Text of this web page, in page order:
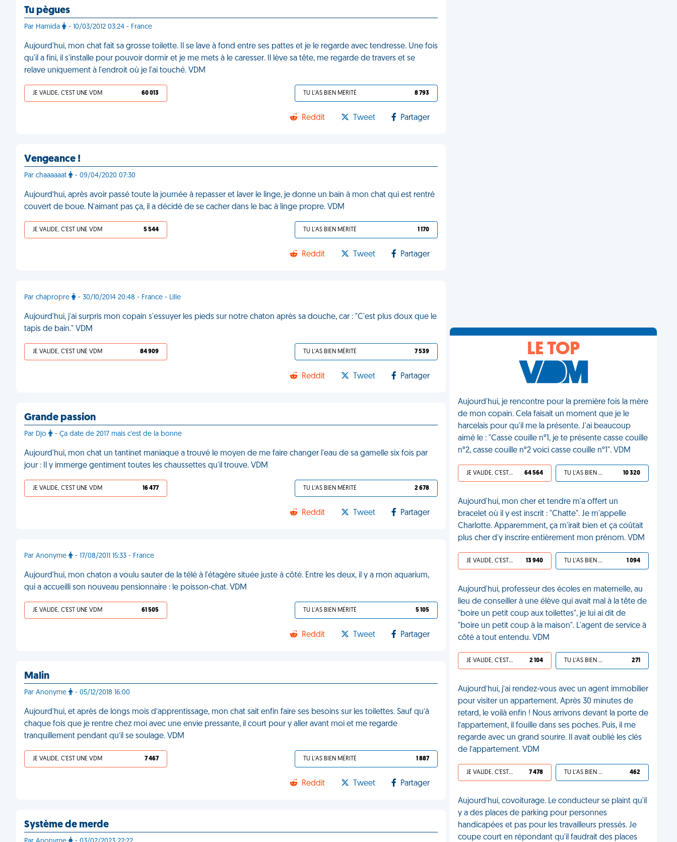
Tu pègues
Par Hamida - 10/03/2012 03:24 - France
Aujourd'hui, mon chat fait sa grosse toilette. Il se lave à fond entre ses pattes et je le regarde avec tendresse. Une fois
qu'il a fini, il s'installe pour pouvoir dormir et je me mets à le caresser. Il lève sa tête, me regarde de travers et se
relave uniquement à l'endroit où je l'ai touché. VDM
JE VALIDE, C'EST UNE VDM 60 013 TU L'AS BIEN MÉRITÉ 8 793
Reddit Tweet Partager
Vengeance !
Par chaaaaaat - 09/04/2020 07:30
Aujourd’hui, après avoir passé toute la journée à repasser et laver le linge, je donne un bain à mon chat qui est rentré
couvert de boue. N’aimant pas ça, il a décidé de se cacher dans le bac à linge propre. VDM
JE VALIDE, C'EST UNE VDM 5 544 TU L'AS BIEN MÉRITÉ 1 170
Reddit Tweet Partager
Par chapropre - 30/10/2014 20:48 - France - Lille
Aujourd'hui, j'ai surpris mon copain s'essuyer les pieds sur notre chaton après sa douche, car : "C'est plus doux que le
tapis de bain." VDM
JE VALIDE, C'EST UNE VDM 84 909 TU L'AS BIEN MÉRITÉ 7 539
Reddit Tweet Partager
Grande passion
Par Djo - Ça date de 2017 mais c'est de la bonne
Aujourd'hui, mon chat un tantinet maniaque a trouvé le moyen de me faire changer l'eau de sa gamelle six fois par
jour : Il y immerge gentiment toutes les chaussettes qu'il trouve. VDM
JE VALIDE, C'EST UNE VDM 16 477 TU L'AS BIEN MÉRITÉ 2 678
Reddit Tweet Partager
Par Anonyme - 17/08/2011 15:33 - France
Aujourd'hui, mon chaton a voulu sauter de la télé à l'étagère située juste à côté. Entre les deux, il y a mon aquarium,
qui a accueilli son nouveau pensionnaire : le poisson-chat. VDM
JE VALIDE, C'EST UNE VDM 61 505 TU L'AS BIEN MÉRITÉ 5 105
Reddit Tweet Partager
Malin
Par Anonyme - 05/12/2018 16:00
Aujourd'hui, et après de longs mois d’apprentissage, mon chat sait enfin faire ses besoins sur les toilettes. Sauf qu’à
chaque fois que je rentre chez moi avec une envie pressante, il court pour y aller avant moi et me regarde
tranquillement pendant qu’il se soulage. VDM
JE VALIDE, C'EST UNE VDM 7 467 TU L'AS BIEN MÉRITÉ 1 887
Reddit Tweet Partager
Système de merde
LE TOP
Aujourd'hui, je rencontre pour la première fois la mère
de mon copain. Cela faisait un moment que je le
harcelais pour qu'il me la présente. J'ai beaucoup
aimé le : "Casse couille n°1, je te présente casse couille
n°2, casse couille n°2 voici casse couille n°1". VDM
JE VALIDE, C'EST UNE VDM 64 564 TU L'AS BIEN MÉRITÉ 10 320
Aujourd'hui, mon cher et tendre m'a offert un
bracelet où il y est inscrit : "Chatte". Je m'appelle
Charlotte. Apparemment, ça m'irait bien et ça coûtait
plus cher d'y inscrire entièrement mon prénom. VDM
JE VALIDE, C'EST UNE VDM 13 940 TU L'AS BIEN MÉRITÉ 1 094
Aujourd'hui, professeur des écoles en maternelle, au
lieu de conseiller à une élève qui avait mal à la tête de
"boire un petit coup aux toilettes", je lui ai dit de
"boire un petit coup à la maison". L'agent de service à
côté a tout entendu. VDM
JE VALIDE, C'EST UNE VDM 2 104 TU L'AS BIEN MÉRITÉ 271
Aujourd’hui, j’ai rendez-vous avec un agent immobilier
pour visiter un appartement. Après 30 minutes de
retard, le voilà enfin ! Nous arrivons devant la porte de
l’appartement, il fouille dans ses poches. Puis, il me
regarde avec un grand sourire. Il avait oublié les clés
de l’appartement. VDM
JE VALIDE, C'EST UNE VDM 7 478 TU L'AS BIEN MÉRITÉ 462
Aujourd'hui, covoiturage. Le conducteur se plaint qu'il
y a des places de parking pour personnes
handicapées et pas pour les travailleurs pressés. Je
coupe court en répondant qu'il faudrait des places